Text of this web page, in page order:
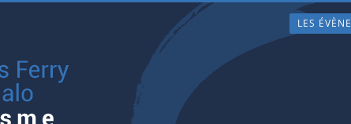
LES
DU CJF SAINT-
EN-COGLÈS